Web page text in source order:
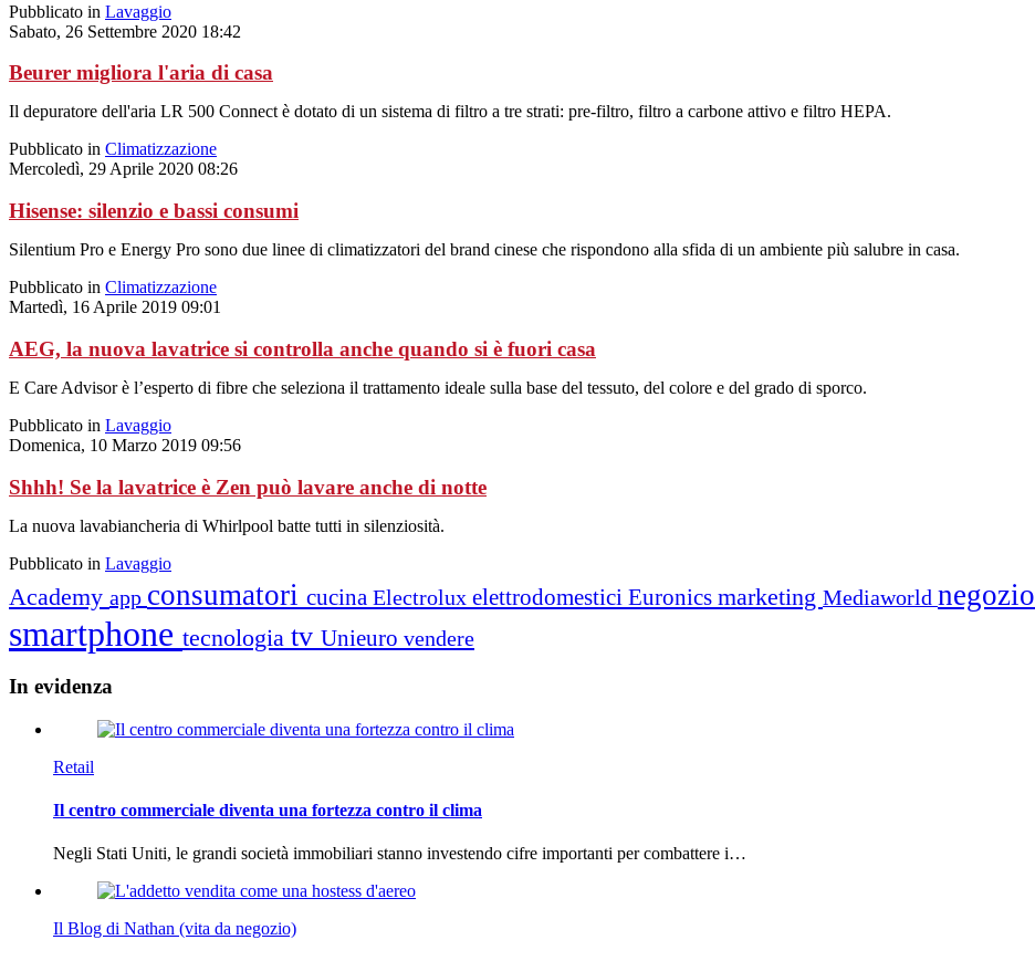
Pubblicato in Lavaggio
Sabato, 26 Settembre 2020 18:42
Beurer migliora l'aria di casa
Il depuratore dell'aria LR 500 Connect è dotato di un sistema di filtro a tre strati: pre-filtro, filtro a carbone attivo e filtro HEPA.
Pubblicato in Climatizzazione
Mercoledì, 29 Aprile 2020 08:26
Hisense: silenzio e bassi consumi
Silentium Pro e Energy Pro sono due linee di climatizzatori del brand cinese che rispondono alla sfida di un ambiente più salubre in casa.
Pubblicato in Climatizzazione
Martedì, 16 Aprile 2019 09:01
AEG, la nuova lavatrice si controlla anche quando si è fuori casa
E Care Advisor è l’esperto di fibre che seleziona il trattamento ideale sulla base del tessuto, del colore e del grado di sporco.
Pubblicato in Lavaggio
Domenica, 10 Marzo 2019 09:56
Shhh! Se la lavatrice è Zen può lavare anche di notte
La nuova lavabiancheria di Whirlpool batte tutti in silenziosità.
Pubblicato in Lavaggio
Academy app consumatori cucina Electrolux elettrodomestici Euronics marketing Mediaworld negozio
smartphone tecnologia tv Unieuro vendere
In evidenza
Retail
Il centro commerciale diventa una fortezza contro il clima
Negli Stati Uniti, le grandi società immobiliari stanno investendo cifre importanti per combattere i…
Il Blog di Nathan (vita da negozio)